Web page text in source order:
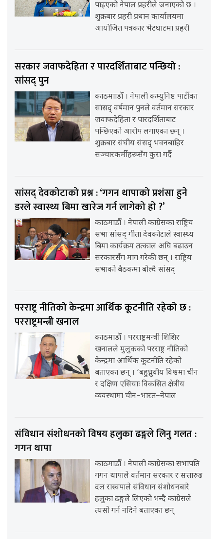
पाइएको नेपाल प्रहरीले जनाएको छ ।
शुक्रबार प्रहरी प्रधान कार्यालयमा
आयोजित पत्रकार भेटघाटमा प्रहरी
सरकार जवाफदेहिता र पारदर्शिताबाट पन्छियो :
सांसद् पुन
काठमााडौँ । नेपाली कम्युनिष्ट पार्टीका
सांसद् वर्षमान पुनले वर्तमान सरकार
जवाफदेहिता र पारदर्शिताबाट
पन्छिएको आरोप लगाएका छन् ।
शुक्रबार संघीय संसद् भवनबाहिर
सञ्चारकर्मीहरूसँग कुरा गर्दै
सांसद् देवकोटाको प्रश्न : ‘गगन थापाको प्रशंसा हुने
डरले स्वास्थ्य बिमा खारेज गर्न लागेको हो ?’
काठमाडौँ । नेपाली कांग्रेसका राष्ट्रिय
सभा सांसद् गीता देवकोटाले स्वास्थ्य
बिमा कार्यक्रम तत्काल अघि बढाउन
सरकारसँग माग गरेकी छन् । राष्ट्रिय
सभाको बैठकमा बोल्दै सांसद्
परराष्ट्र नीतिको केन्द्रमा आर्थिक कूटनीति रहेको छ :
परराष्ट्रमन्त्री खनाल
काठमाडौँ । परराष्ट्रमन्त्री शिशिर
खनालले मुलुकको परराष्ट्र नीतिको
केन्द्रमा आर्थिक कूटनीति रहेको
बताएका छन् । ‘बहुध्रुवीय विश्वमा चीन
र दक्षिण एसियाः विकसित क्षेत्रीय
व्यवस्थामा चीन–भारत–नेपाल
संविधान संशोधनको विषय हलुका ढङ्गले लिनु गलत :
गगन थापा
काठमाडौँ । नेपाली कांग्रेसका सभापति
गगन थापाले वर्तमान सरकार र सत्तारुढ
दल रास्वपाले संविधान संशोधनबारे
हलुका ढङ्गले लिएको भन्दै कांग्रेसले
त्यसो गर्न नदिने बताएका छन्